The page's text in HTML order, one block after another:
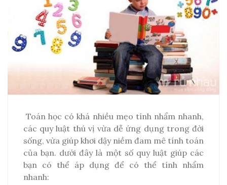
Toán học có khá nhiều mẹo tính nhẩm nhanh,
các quy luật thú vị vừa dễ ứng dụng trong đời
sống, vừa giúp khơi dậy niềm đam mê tính toán
của bạn. dưới đây là một số quy luật giúp các
bạn có thể áp dụng để có thể tính nhẩm
nhanh: